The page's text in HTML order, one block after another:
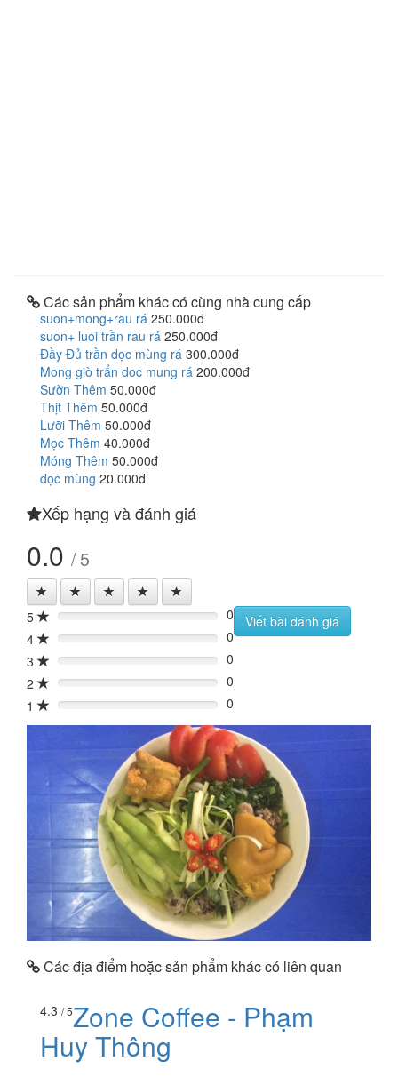
Các sản phẩm khác có cùng nhà cung cấp
suon+mong+rau rá 250.000đ
suon+ luoi trần rau rá 250.000đ
Đầy Đủ trần dọc mùng rá 300.000đ
Mong giò trẩn doc mung rá 200.000đ
Sườn Thêm 50.000đ
Thịt Thêm 50.000đ
Lưỡi Thêm 50.000đ
Mọc Thêm 40.000đ
Móng Thêm 50.000đ
dọc mùng 20.000đ
Xếp hạng và đánh giá
0.0 / 5
5 0%
0
4
0%
0
3
0%
0
2
0%
0
1
0% 0
Viết bài đánh giá
Các địa điểm hoặc sản phẩm khác có liên quan
4.3 / 5Zone Coffee - Phạm
Huy Thông